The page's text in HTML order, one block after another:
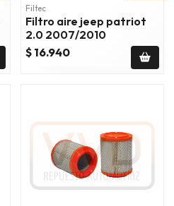
Filtec
Filtro aire jeep patriot
2.0 2007/2010
$ 16.940